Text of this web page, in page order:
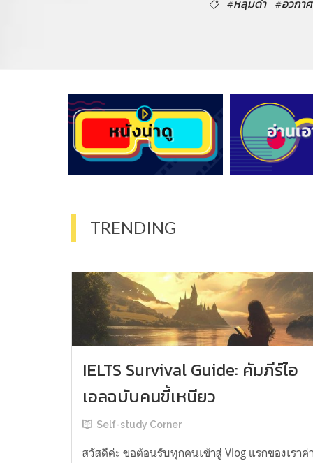
#หลุมดำ #อวกาศ
TRENDING
IELTS Survival Guide: คัมภีร์ไอ
เอลฉบับคนขี้เหนียว
Self-study Corner
สวัสดีค่ะ ขอต้อนรับทุกคนเข้าสู่ Vlog แรกของเราค่